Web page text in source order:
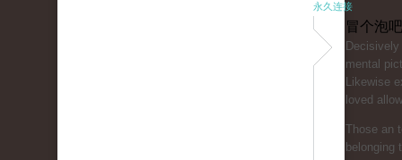
永久连接
冒个泡
mental
Likewise
loved
Those an
belonging